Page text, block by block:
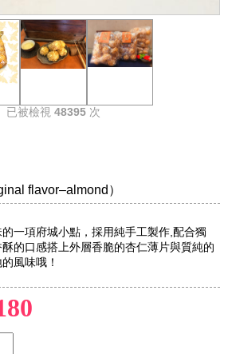
已被檢視 48395 次
flavor–almond）
一項府城小點，採用純手工製作,配合獨
的口感搭上外層香脆的杏仁薄片與質純的
風味哦！